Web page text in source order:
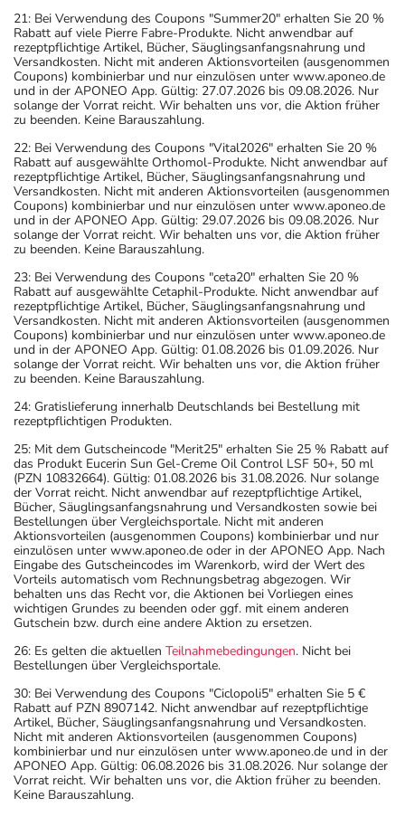
21: Bei Verwendung des Coupons "Summer20" erhalten Sie 20 %
Rabatt auf viele Pierre Fabre-Produkte. Nicht anwendbar auf
rezeptpflichtige Artikel, Bücher, Säuglingsanfangsnahrung und
Versandkosten. Nicht mit anderen Aktionsvorteilen (ausgenommen
Coupons) kombinierbar und nur einzulösen unter www.aponeo.de
und in der APONEO App. Gültig: 27.07.2026 bis 09.08.2026. Nur
solange der Vorrat reicht. Wir behalten uns vor, die Aktion früher
zu beenden. Keine Barauszahlung.
22: Bei Verwendung des Coupons "Vital2026" erhalten Sie 20 %
Rabatt auf ausgewählte Orthomol-Produkte. Nicht anwendbar auf
rezeptpflichtige Artikel, Bücher, Säuglingsanfangsnahrung und
Versandkosten. Nicht mit anderen Aktionsvorteilen (ausgenommen
Coupons) kombinierbar und nur einzulösen unter www.aponeo.de
und in der APONEO App. Gültig: 29.07.2026 bis 09.08.2026. Nur
solange der Vorrat reicht. Wir behalten uns vor, die Aktion früher
zu beenden. Keine Barauszahlung.
23: Bei Verwendung des Coupons "ceta20" erhalten Sie 20 %
Rabatt auf ausgewählte Cetaphil-Produkte. Nicht anwendbar auf
rezeptpflichtige Artikel, Bücher, Säuglingsanfangsnahrung und
Versandkosten. Nicht mit anderen Aktionsvorteilen (ausgenommen
Coupons) kombinierbar und nur einzulösen unter www.aponeo.de
und in der APONEO App. Gültig: 01.08.2026 bis 01.09.2026. Nur
solange der Vorrat reicht. Wir behalten uns vor, die Aktion früher
zu beenden. Keine Barauszahlung.
24: Gratislieferung innerhalb Deutschlands bei Bestellung mit
rezeptpflichtigen Produkten.
25: Mit dem Gutscheincode "Merit25" erhalten Sie 25 % Rabatt auf
das Produkt Eucerin Sun Gel-Creme Oil Control LSF 50+, 50 ml
(PZN 10832664). Gültig: 01.08.2026 bis 31.08.2026. Nur solange
der Vorrat reicht. Nicht anwendbar auf rezeptpflichtige Artikel,
Bücher, Säuglingsanfangsnahrung und Versandkosten sowie bei
Bestellungen über Vergleichsportale. Nicht mit anderen
Aktionsvorteilen (ausgenommen Coupons) kombinierbar und nur
einzulösen unter www.aponeo.de oder in der APONEO App. Nach
Eingabe des Gutscheincodes im Warenkorb, wird der Wert des
Vorteils automatisch vom Rechnungsbetrag abgezogen. Wir
behalten uns das Recht vor, die Aktionen bei Vorliegen eines
wichtigen Grundes zu beenden oder ggf. mit einem anderen
Gutschein bzw. durch eine andere Aktion zu ersetzen.
26: Es gelten die aktuellen Teilnahmebedingungen. Nicht bei
Bestellungen über Vergleichsportale.
30: Bei Verwendung des Coupons "Ciclopoli5" erhalten Sie 5 €
Rabatt auf PZN 8907142. Nicht anwendbar auf rezeptpflichtige
Artikel, Bücher, Säuglingsanfangsnahrung und Versandkosten.
Nicht mit anderen Aktionsvorteilen (ausgenommen Coupons)
kombinierbar und nur einzulösen unter www.aponeo.de und in der
APONEO App. Gültig: 06.08.2026 bis 31.08.2026. Nur solange der
Vorrat reicht. Wir behalten uns vor, die Aktion früher zu beenden.
Keine Barauszahlung.